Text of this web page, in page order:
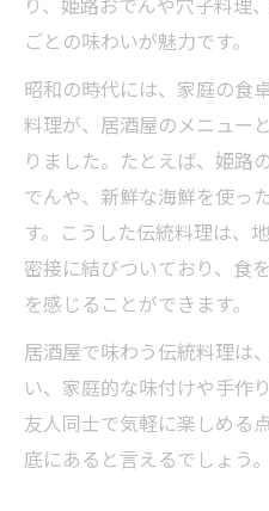
ごとの味わいが魅力です。
昭和の時代には、家庭の食
料理が、居酒屋のメニュー
りました。たとえば、姫路
でんや、新鮮な海鮮を使っ
す。こうした伝統料理は、
密接に結びついており、食
を感じることができます。
居酒屋で味わう伝統料理は
い、家庭的な味付けや手作
友人同士で気軽に楽しめる
底にあると言えるでしょう。